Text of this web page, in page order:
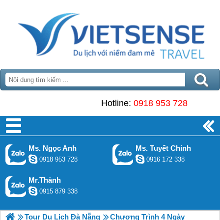
Hotline: 0918 953 728
Ms. Ngọc Anh
0918 953 728
Ms. Tuyết Chinh
0916 172 338
Mr.Thành
0915 879 338
Tour Du Lịch Đà Nẵng Chương Trình 4 Ngày